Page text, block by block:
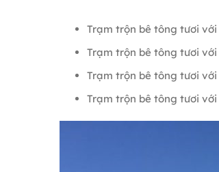
Trạm trộn bê tông tươi
Trạm trộn bê tông tươi
Trạm trộn bê tông tươi
Trạm trộn bê tông tươi